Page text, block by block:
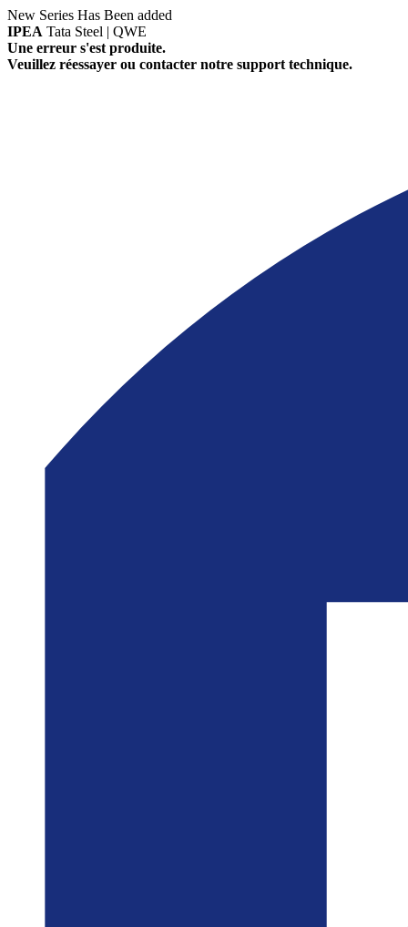
New Series Has Been added
IPEA Tata Steel | QWE
Une erreur s'est produite.
Veuillez réessayer ou contacter notre support technique.